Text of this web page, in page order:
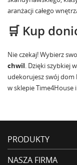
aranżacji całego
🛒 Kup
Nie czekaj! Wybierz
chwil. Dzięki szybkiej
udekorujesz swój dom
w sklepie Time4House
PRODUKTY
NASZA FIRMA